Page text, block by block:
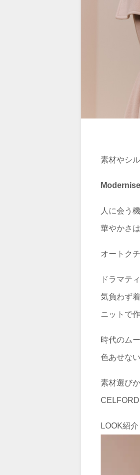
素材やシ
人に会う
華やかさ
オートク
ドラマテ
気負わず
ニットで
時代のム
色あせな
素材選び
LOOK紹介